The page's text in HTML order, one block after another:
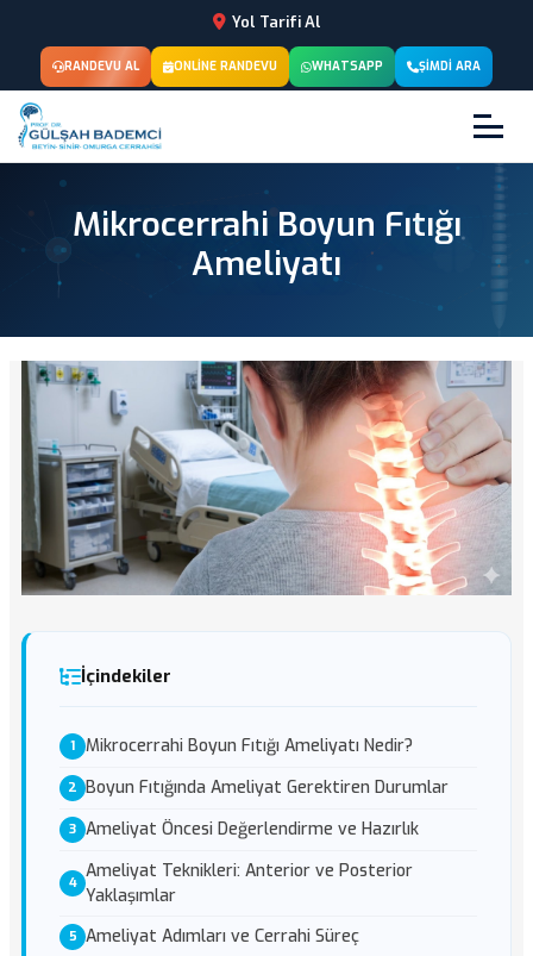
Yol Tarifi Al
RANDEVU AL ONLINE RANDEVU WHATSAPP ŞIMDI ARA
Mikrocerrahi Boyun Fıtığı
Ameliyatı
İçindekiler
Mikrocerrahi Boyun Fıtığı Ameliyatı Nedir?
Boyun Fıtığında Ameliyat Gerektiren Durumlar
Ameliyat Öncesi Değerlendirme ve Hazırlık
Ameliyat Teknikleri: Anterior ve Posterior
Yaklaşımlar
Ameliyat Adımları ve Cerrahi Süreç